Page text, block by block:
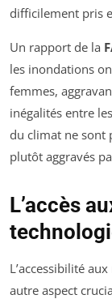
difficilement pris
Un rapport de la
les inondations
femmes,
inégalités entre
du climat ne sont
plutôt aggravés
L’accès
L’accessibilité aux
autre aspect